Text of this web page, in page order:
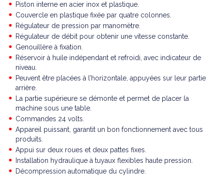
Piston interne en acier inox et plastique.
Couvercle en plastique fixée par quatre colonnes.
Régulateur de pression par manomètre.
Régulateur de débit pour obtenir une vitesse constante.
Genouillère à fixation.
Réservoir à huile indépendant et refroidi, avec indicateur de
niveau.
Peuvent être placées à l’horizontale, appuyées sur leur partie
arrière.
La partie supérieure se démonte et permet de placer la
machine sous une table.
Commandes 24 volts.
Appareil puissant, garantit un bon fonctionnement avec tous
produits.
Appui sur deux roues et deux pattes fixes.
Installation hydraulique à tuyaux flexibles haute pression.
Décompression automatique du cylindre.